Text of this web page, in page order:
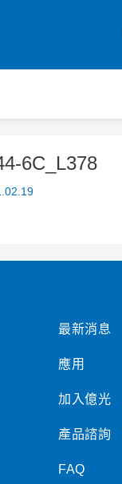
6C_L378
最新消息
應用
加入億光
產品諮詢
FAQ